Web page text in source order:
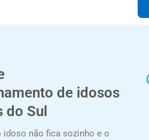
de idosos
do Sul
idoso não fica sozinho e o